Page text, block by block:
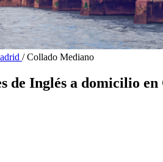
/ Collado Mediano
de Inglés a domicilio